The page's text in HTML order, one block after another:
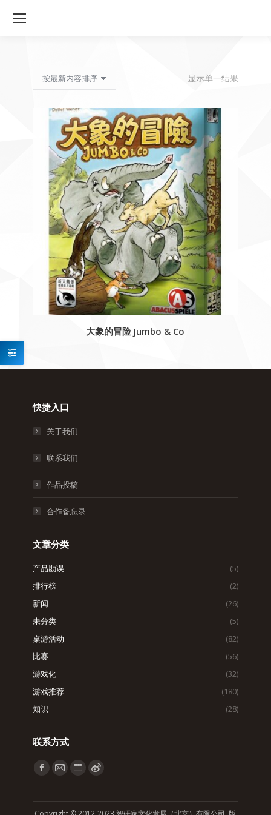
显示单一结果
大象的冒险 Jumbo & Co
快捷入口
关于我们
联系我们
作品投稿
合作备忘录
文章分类
产品勘误
(5)
排行榜
(2)
新闻
(26)
未分类
(5)
桌游活动
(82)
比赛
(56)
游戏化
(32)
游戏推荐
(180)
知识
(28)
联系方式
找到我们：
Facebook
Mail WebsiteWeibo